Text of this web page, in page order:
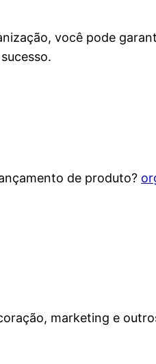
você pode
de produto?
marketing e